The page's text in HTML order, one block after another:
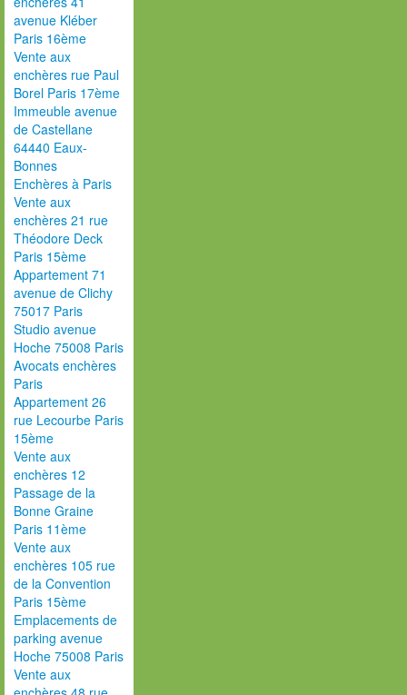
avenue Kléber
Paris 16ème
Vente aux
enchères rue Paul
Borel Paris 17ème
Immeuble avenue
de Castellane
64440 Eaux-
Bonnes
Enchères à Paris
Vente aux
enchères 21 rue
Théodore Deck
Paris 15ème
Appartement 71
avenue de Clichy
75017 Paris
Studio avenue
Hoche 75008 Paris
Avocats enchères
Paris
Appartement 26
rue Lecourbe Paris
15ème
Vente aux
enchères 12
Passage de la
Bonne Graine
Paris 11ème
Vente aux
enchères 105 rue
de la Convention
Paris 15ème
Emplacements de
parking avenue
Hoche 75008 Paris
Vente aux